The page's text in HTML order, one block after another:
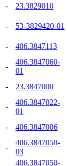
-
23.3829010
-
53-3829420-01
-
406.3847113
-
406.3847060-
01
-
23.3847000
-
406.3847022-
01
-
406.3847006
-
406.3847050-
03
406.3847050-